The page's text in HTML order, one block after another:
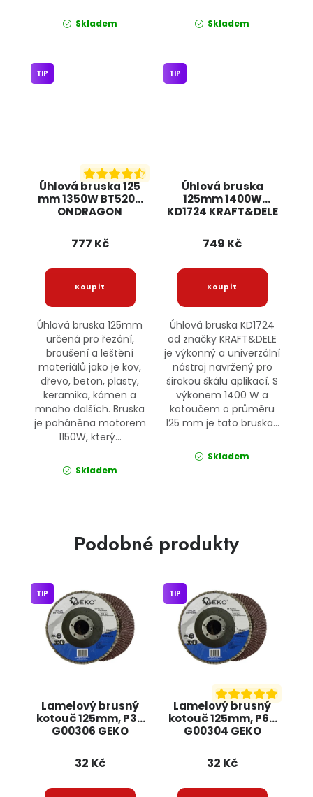
Skladem Skladem
Úhlová bruska 125
mm 1350W BT5205
ONDRAGON
TIP
777 Kč
Úhlová bruska 125mm
určená pro řezání,
broušení a leštění
materiálů jako je kov,
dřevo, beton, plasty,
keramika, kámen a
mnoho dalších. Bruska
je poháněna motorem
1150W, který...
Skladem
Úhlová bruska
125mm 1400W
KD1724 KRAFT&DELE
TIP
749 Kč
Úhlová bruska KD1724
od značky KRAFT&DELE
je výkonný a univerzální
nástroj navržený pro
širokou škálu aplikací. S
výkonem 1400 W a
kotoučem o průměru
125 mm je tato bruska...
Skladem
Podobné produkty
Lamelový brusný
kotouč 125mm, P36
G00306 GEKO
TIP
32 Kč
Lamelový brusný
kotouč 125mm, P60
G00304 GEKO
TIP
32 Kč